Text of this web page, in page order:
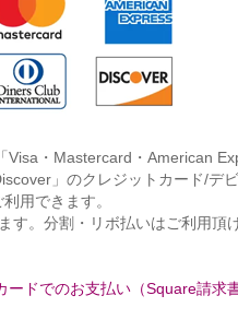
Visa・Mastercard・American
」のクレジットカード/デ
用できます。
す。分割・リボ払いはご利用頂
ードでのお支払い（Square請求